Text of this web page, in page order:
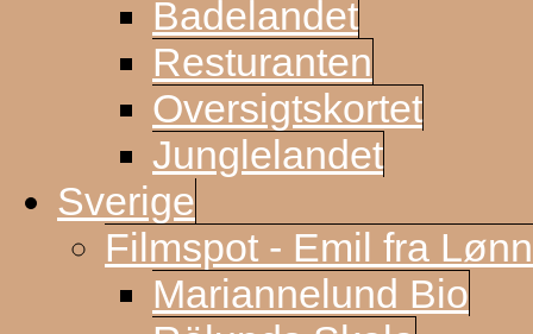
Badelandet
Resturanten
Oversigtskortet
Junglelandet
Sverige
Filmspot - Emil fra
Mariannelund Bio